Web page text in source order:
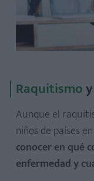
Raquitismo
Aunque el
niños de países
conocer en qué
enfermedad y